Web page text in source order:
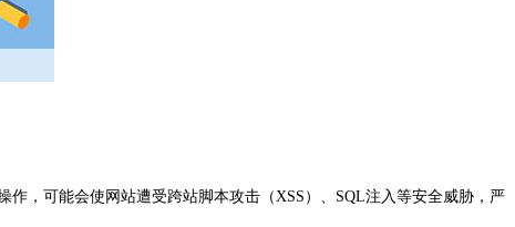
，可能会使网站遭受跨站脚本攻击（XSS）、SQL注入等安全威胁，严